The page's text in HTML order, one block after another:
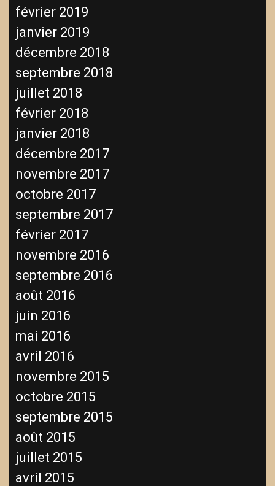
février 2019
janvier 2019
décembre 2018
septembre 2018
juillet 2018
février 2018
janvier 2018
décembre 2017
novembre 2017
octobre 2017
septembre 2017
février 2017
novembre 2016
septembre 2016
août 2016
juin 2016
mai 2016
avril 2016
novembre 2015
octobre 2015
septembre 2015
août 2015
juillet 2015
avril 2015